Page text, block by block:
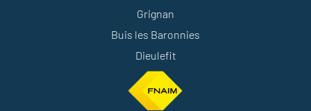
Grignan
Buis les Baronnies
Dieulefit